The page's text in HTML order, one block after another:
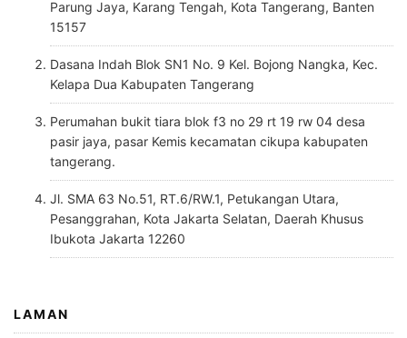
Parung Jaya, Karang Tengah, Kota Tangerang, Banten
15157
Dasana Indah Blok SN1 No. 9 Kel. Bojong Nangka, Kec.
Kelapa Dua Kabupaten Tangerang
Perumahan bukit tiara blok f3 no 29 rt 19 rw 04 desa
pasir jaya, pasar Kemis kecamatan cikupa kabupaten
tangerang.
Jl. SMA 63 No.51, RT.6/RW.1, Petukangan Utara,
Pesanggrahan, Kota Jakarta Selatan, Daerah Khusus
Ibukota Jakarta 12260
LAMAN